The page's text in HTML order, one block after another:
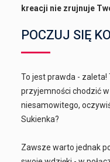
kreacji nie zrujnuje
POCZUJ SIĘ
To jest prawda - zaleta!
przyjemności chodzić
niesamowitego,
Sukienka?
Zawsze warto jednak